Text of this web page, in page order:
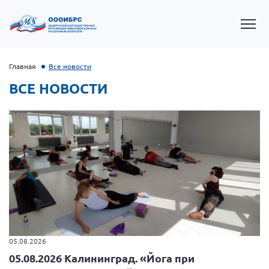
Президент Власов Я.В.
Первый вице-президент Кичигина Н. Ф.
Генеральный директор Матвиевская О.В.
Вице-президент Зрячева Н.В.
Главная Все новости
ВСЕ НОВОСТИ
05.08.2026
05.08.2026 Калининград. «Йога при